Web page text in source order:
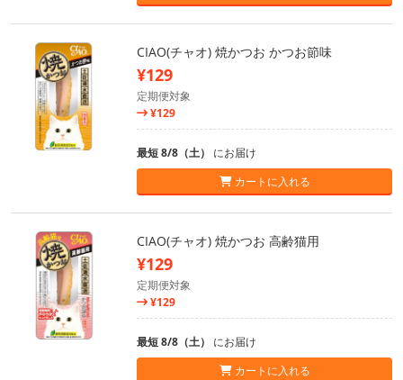
CIAO(チャオ) 焼かつお かつお節味
¥129
定期便対象
¥129
最短 8/8（土） にお届け
カートに入れる
CIAO(チャオ) 焼かつお 高齢猫用
¥129
定期便対象
¥129
最短 8/8（土） にお届け
カートに入れる